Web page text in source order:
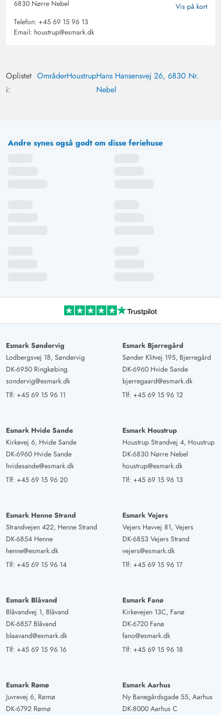
6830 Nørre Nebel
Telefon: +45 69 15 96 13
Email: houstrup@esmark.dk
Vis på kort
Oplistet
i:
OmråderHoustrupHans Hansensvej 26, 6830 Nr.
Nebel
Andre synes også godt om disse feriehuse
Esmark Søndervig
Lodbergsvej 18, Søndervig
DK-6950 Ringkøbing
sondervig@esmark.dk
Tlf: +45 69 15 96 11
Esmark Bjerregård
Sønder Klitvej 195, Bjerregård
DK-6960 Hvide Sande
bjerregaard@esmark.dk
Tlf: +45 69 15 96 12
Esmark Hvide Sande
Kirkevej 6, Hvide Sande
DK-6960 Hvide Sande
hvidesande@esmark.dk
Tlf: +45 69 15 96 20
Esmark Houstrup
Houstrup Strandvej 4, Houstrup
DK-6830 Nørre Nebel
houstrup@esmark.dk
Tlf: +45 69 15 96 13
Esmark Henne Strand
Strandvejen 422, Henne Strand
DK-6854 Henne
henne@esmark.dk
Tlf: +45 69 15 96 14
Esmark Vejers
Vejers Havvej 81, Vejers
DK-6853 Vejers Strand
vejers@esmark.dk
Tlf: +45 69 15 96 17
Esmark Blåvand
Blåvandvej 1, Blåvand
DK-6857 Blåvand
blaavand@esmark.dk
Tlf: +45 69 15 96 16
Esmark Fanø
Kirkevejen 13C, Fanø
DK-6720 Fanø
fano@esmark.dk
Tlf: +45 69 15 96 18
Esmark Rømø
Juvrevej 6, Rømø
DK-6792 Rømø
Esmark Aarhus
Ny Banegårdsgade 55, Aarhus
DK-8000 Aarhus C